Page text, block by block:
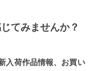
てみませんか？
入荷作品情報、お買い